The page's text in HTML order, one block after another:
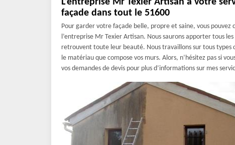
L’entreprise Mr Texier Artisan à votre
façade dans tout le 51600
Pour garder votre façade belle, propre et saine, vous pouvez
l’entreprise Mr Texier Artisan. Nous saurons apporter tous
retrouvent toute leur beauté. Nous travaillons sur tous types
le matériau que compose vos murs. Alors, n’hésitez pas si
vos demandes de devis pour plus d’informations sur mes